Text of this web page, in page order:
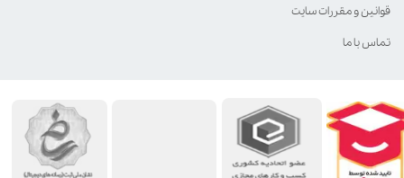
قوانین و مقررات سایت
تماس با ما